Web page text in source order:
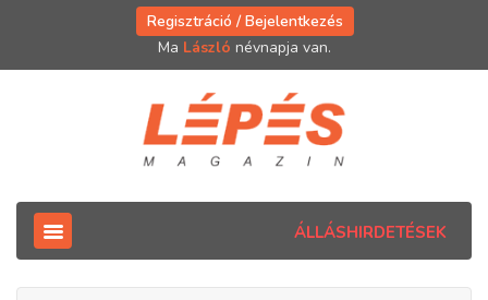
Regisztráció / Bejelentkezés
Ma László névnapja van.
ÁLLÁSHIRDETÉSEK